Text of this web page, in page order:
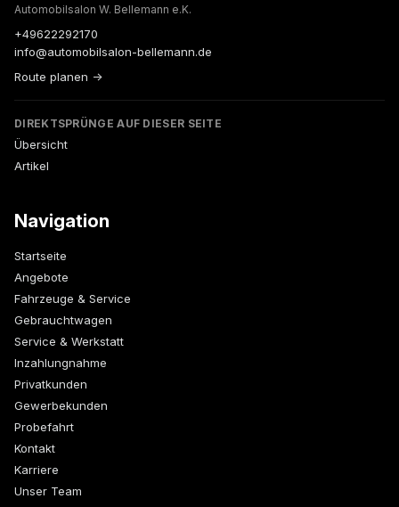
Automobilsalon W. Bellemann e.K.
+49622292170
info@automobilsalon-bellemann.de
Route planen →
DIREKTSPRÜNGE AUF DIESER SEITE
Übersicht
Artikel
Navigation
Startseite
Angebote
Fahrzeuge & Service
Gebrauchtwagen
Service & Werkstatt
Inzahlungnahme
Privatkunden
Gewerbekunden
Probefahrt
Kontakt
Karriere
Unser Team